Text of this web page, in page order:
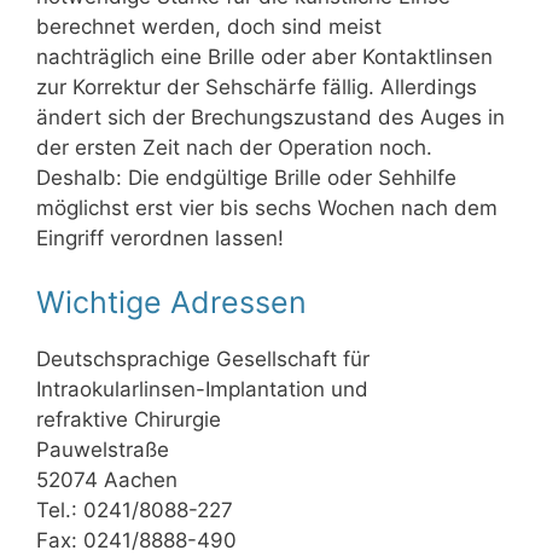
berechnet werden, doch sind meist
nachträglich eine Brille oder aber Kontaktlinsen
zur Korrektur der Sehschärfe fällig. Allerdings
ändert sich der Brechungszustand des Auges in
der ersten Zeit nach der Operation noch.
Deshalb: Die endgültige Brille oder Sehhilfe
möglichst erst vier bis sechs Wochen nach dem
Eingriff verordnen lassen!
Wichtige Adressen
Deutschsprachige Gesellschaft für
Intraokularlinsen-Implantation und
refraktive Chirurgie
Pauwelstraße
52074 Aachen
Tel.: 0241/8088-227
Fax: 0241/8888-490